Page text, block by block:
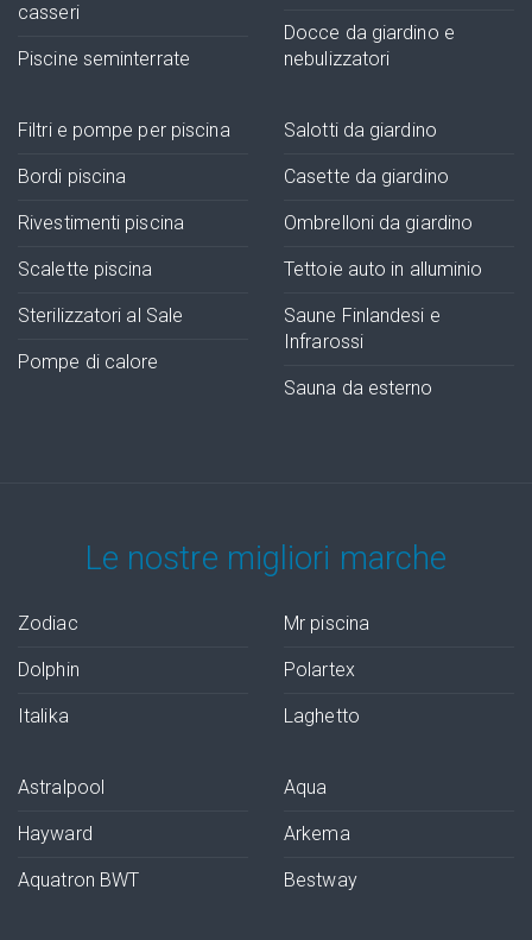
casseri
Piscine seminterrate
Docce da giardino e
nebulizzatori
Filtri e pompe per piscina
Bordi piscina
Rivestimenti piscina
Scalette piscina
Sterilizzatori al Sale
Pompe di calore
Salotti da giardino
Casette da giardino
Ombrelloni da giardino
Tettoie auto in alluminio
Saune Finlandesi e
Infrarossi
Sauna da esterno
Le nostre migliori marche
Zodiac
Dolphin
Italika
Mr piscina
Polartex
Laghetto
Astralpool
Hayward
Aquatron BWT
Aqua
Arkema
Bestway